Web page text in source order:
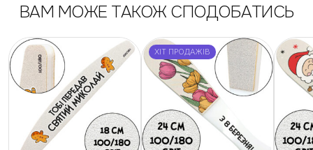
ВАМ МОЖЕ ТАКОЖ СПОДОБАТИСЬ
ХІТ ПРОДАЖІВ